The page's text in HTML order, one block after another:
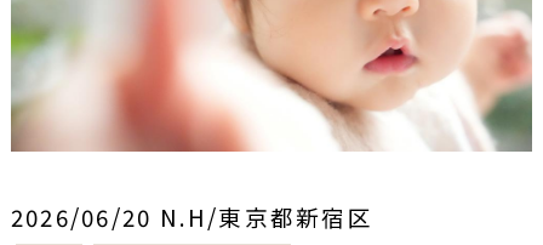
2026/06/20 N.H/東京都新宿区